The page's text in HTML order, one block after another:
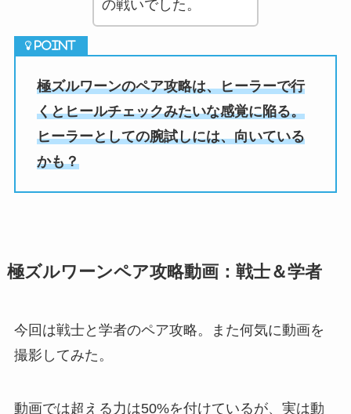
の戦いでした。
極ズルワーンのペア攻略は、ヒーラーで行
くとヒールチェックみたいな感覚に陥る。
ヒーラーとしての腕試しには、向いている
かも？
極ズルワーンペア攻略動画：戦士＆学者
今回は戦士と学者のペア攻略。また何気に動画を
撮影してみた。
動画では超える力は50%を付けているが、実は動